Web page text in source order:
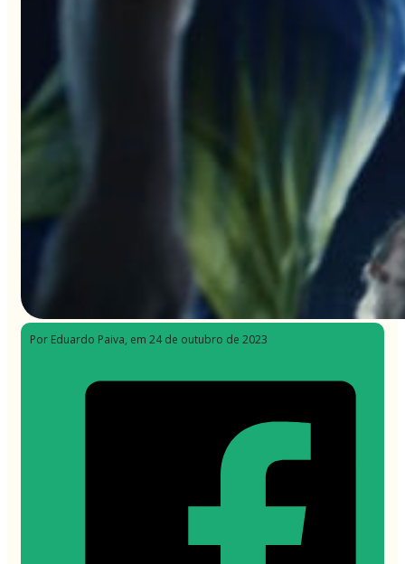
Por Eduardo Paiva, em 24 de outubro de 2023